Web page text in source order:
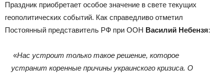
Праздник приобретает особое значение в свете текущих
геополитических событий. Как справедливо отметил
Постоянный представитель РФ при ООН Василий Небензя:
«Нас устроит только такое решение, которое
устранит коренные причины украинского кризиса. О